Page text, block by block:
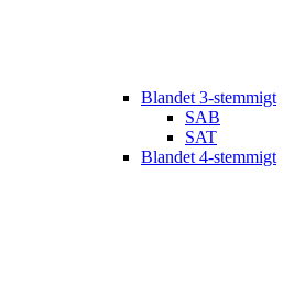
Blandet 3-stemmigt
SAB
SAT
Blandet 4-stemmigt